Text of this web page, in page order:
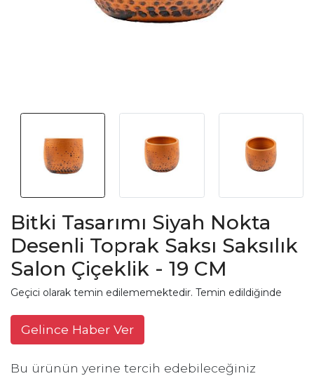
Bitki Tasarımı Siyah Nokta
Desenli Toprak Saksı Saksılık
Salon Çiçeklik - 19 CM
Geçici olarak temin edilememektedir. Temin edildiğinde
Gelince Haber Ver
Bu ürünün yerine tercih edebileceğiniz